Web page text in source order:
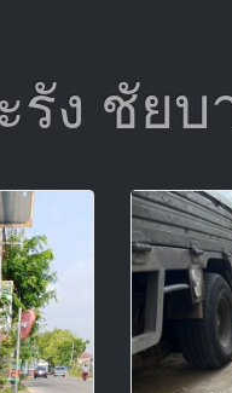
รัง ชัย